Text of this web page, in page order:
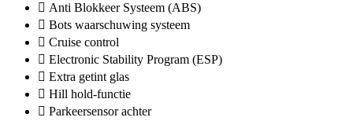
Anti Blokkeer Systeem (ABS)
Bots waarschuwing systeem
Cruise control
Electronic Stability Program (ESP)
Extra getint glas
Hill hold-functie
Parkeersensor achter